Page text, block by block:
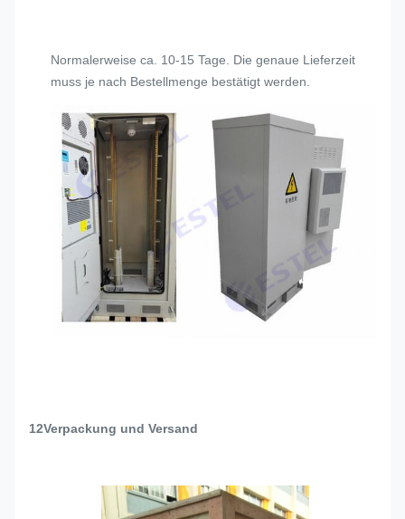
Normalerweise ca. 10-15 Tage. Die genaue Lieferzeit
muss je nach Bestellmenge bestätigt werden.
12Verpackung und Versand